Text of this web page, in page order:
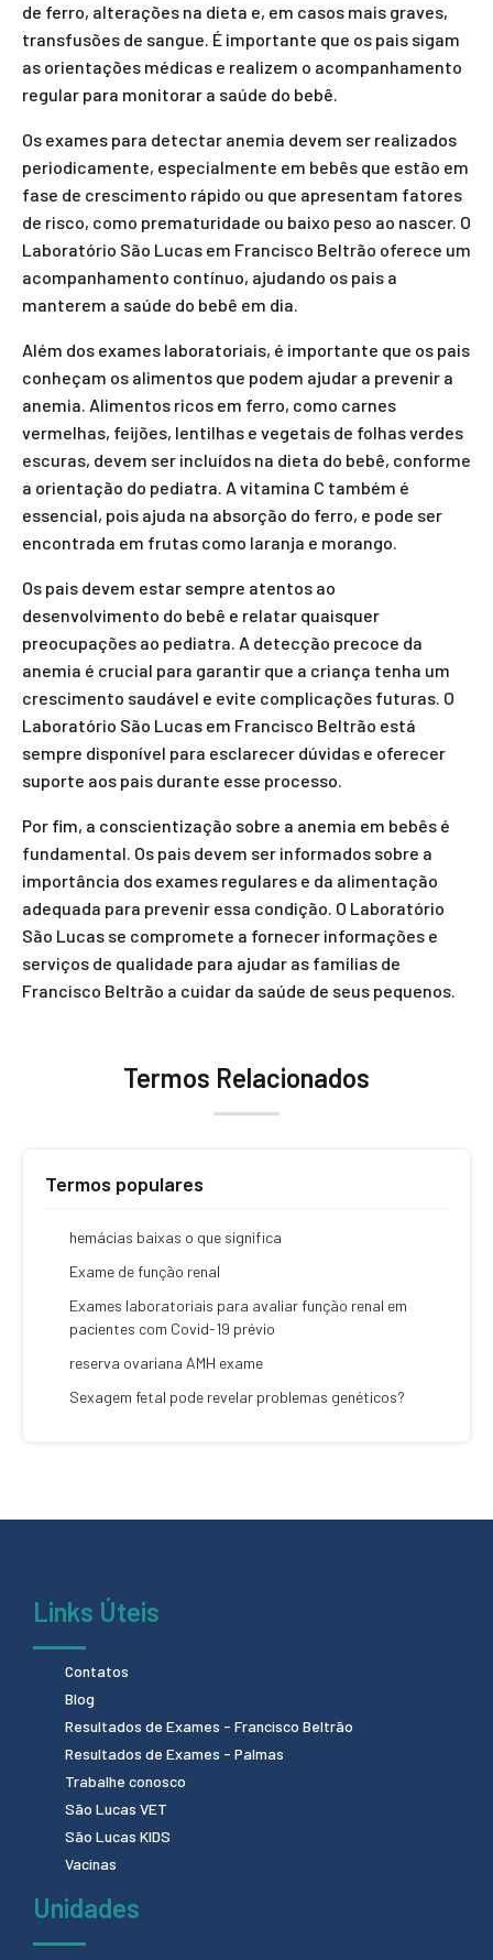
de ferro, alterações na dieta e, em casos mais graves,
transfusões de sangue. É importante que os pais sigam
as orientações médicas e realizem o acompanhamento
regular para monitorar a saúde do bebê.
Os exames para detectar anemia devem ser realizados
periodicamente, especialmente em bebês que estão em
fase de crescimento rápido ou que apresentam fatores
de risco, como prematuridade ou baixo peso ao nascer. O
Laboratório São Lucas em Francisco Beltrão oferece um
acompanhamento contínuo, ajudando os pais a
manterem a saúde do bebê em dia.
Além dos exames laboratoriais, é importante que os pais
conheçam os alimentos que podem ajudar a prevenir a
anemia. Alimentos ricos em ferro, como carnes
vermelhas, feijões, lentilhas e vegetais de folhas verdes
escuras, devem ser incluídos na dieta do bebê, conforme
a orientação do pediatra. A vitamina C também é
essencial, pois ajuda na absorção do ferro, e pode ser
encontrada em frutas como laranja e morango.
Os pais devem estar sempre atentos ao
desenvolvimento do bebê e relatar quaisquer
preocupações ao pediatra. A detecção precoce da
anemia é crucial para garantir que a criança tenha um
crescimento saudável e evite complicações futuras. O
Laboratório São Lucas em Francisco Beltrão está
sempre disponível para esclarecer dúvidas e oferecer
suporte aos pais durante esse processo.
Por fim, a conscientização sobre a anemia em bebês é
fundamental. Os pais devem ser informados sobre a
importância dos exames regulares e da alimentação
adequada para prevenir essa condição. O Laboratório
São Lucas se compromete a fornecer informações e
serviços de qualidade para ajudar as famílias de
Francisco Beltrão a cuidar da saúde de seus pequenos.
Termos Relacionados
Termos populares
hemácias baixas o que significa
Exame de função renal
Exames laboratoriais para avaliar função renal em
pacientes com Covid-19 prévio
reserva ovariana AMH exame
Sexagem fetal pode revelar problemas genéticos?
Links Úteis
Contatos
Blog
Resultados de Exames - Francisco Beltrão
Resultados de Exames - Palmas
Trabalhe conosco
São Lucas VET
São Lucas KIDS
Vacinas
Unidades